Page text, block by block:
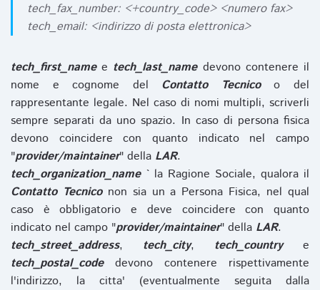
tech_fax_number: <+country_code> <numero fax>
tech_email: <indirizzo di posta elettronica>
tech_first_namee tech_last_namedevono contenere il
nome e cognome del Contatto Tecnicoo del
rappresentante legale. Nel caso di nomi multipli, scriverli
sempre separati da uno spazio. In caso di persona fisica
devono coincidere con quanto indicato nel campo
"provider/maintainer" della LAR.
tech_organization_name` la Ragione Sociale, qualora il
Contatto Tecniconon sia un a Persona Fisica, nel qual
caso è obbligatorio e deve coincidere con quanto
indicato nel campo "provider/maintainer" della LAR.
tech_street_address, tech_city, tech_countrye
tech_postal_codedevono contenere rispettivamente
l'indirizzo, la citta' (eventualmente seguita dalla